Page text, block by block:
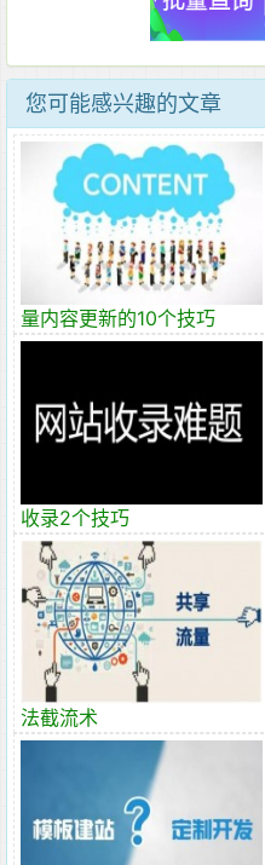
您可能感兴趣的文章
量内容更新的10个技巧
收录2个技巧
法截流术